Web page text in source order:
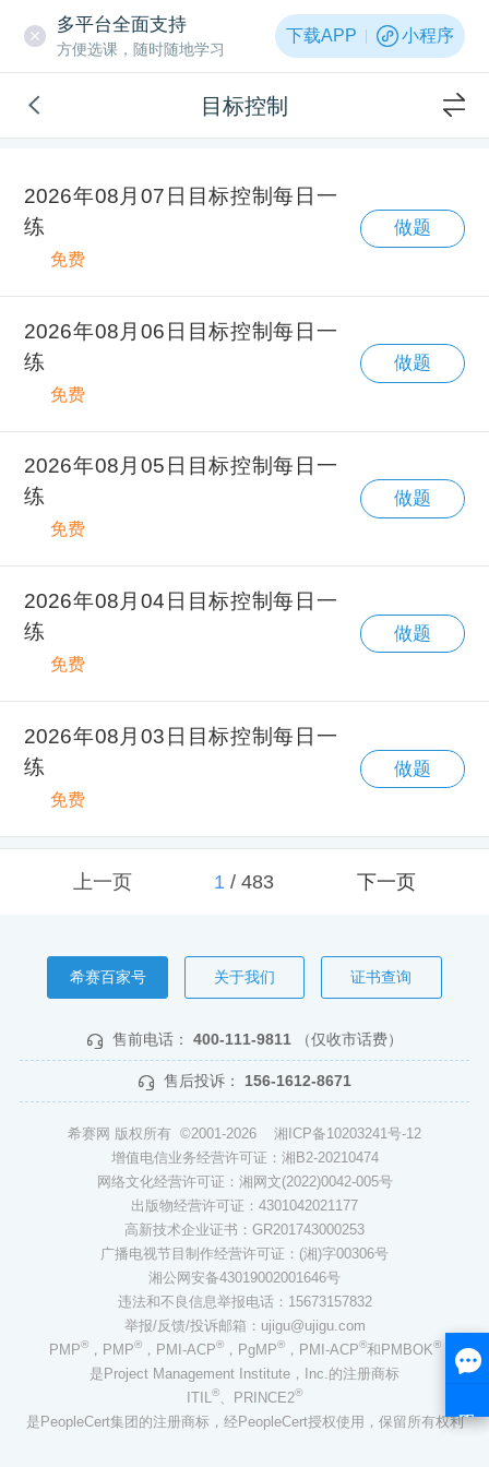
多平台全面支持
方便选课，随时随地学习
下载APP 小程序
目标控制
2026年08月07日目标控制每日一
练
免费
做题
2026年08月06日目标控制每日一
练
免费
做题
2026年08月05日目标控制每日一
练
免费
做题
2026年08月04日目标控制每日一
练
免费
做题
2026年08月03日目标控制每日一
练
免费
做题
上一页 1/ 483 下一页
希赛百家号 关于我们 证书查询
售前电话： 400-111-9811 （仅收市话费）
售后投诉： 156-1612-8671
希赛网 版权所有 ©2001-2026 湘ICP备10203241号-12
增值电信业务经营许可证：湘B2-20210474
网络文化经营许可证：湘网文(2022)0042-005号
出版物经营许可证：4301042021177
高新技术企业证书：GR201743000253
广播电视节目制作经营许可证：(湘)字00306号
湘公网安备43019002001646号
违法和不良信息举报电话：15673157832
举报/反馈/投诉邮箱：ujigu@ujigu.com
PMP®，PMP®，PMI-ACP®，PgMP®，PMI-ACP®和PMBOK®
是Project Management Institute，Inc.的注册商标
ITIL®、PRINCE2®
是PeopleCert集团的注册商标，经PeopleCert授权使用，保留所有权利